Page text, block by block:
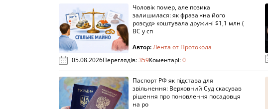
Чоловік помер, але позика
залишилася: як фраза «на його
розсуд» коштувала дружині $1,1 млн (
ВС у сп
Автор:Лента от Протокола
05.08.2026Переглядів:359Коментарі:0
Паспорт РФ як підстава для
звільнення: Верховний Суд скасував
рішення про поновлення посадовця
на ро